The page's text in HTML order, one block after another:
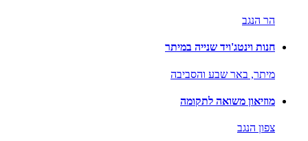
הר הנגב
חנות וינטג'ויד שנייה במיתר
מיתר, באר שבע והסביבה
מוזיאון משואה לתקומה
צפון הנגב